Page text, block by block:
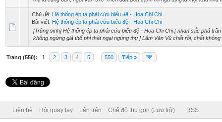
Chủ đề: Hệ thống ép ta phải cứu biểu đệ - Hoa Chi Chi
Bài viết: Hệ thống ép ta phải cứu biểu đệ - Hoa Chi Chi
[Trùng sinh] Hệ thống ép ta phải cứu biểu đệ - Hoa Chi Chi [ nhan sắc phá
không ngừng giả thổ phỉ thật ngại ngùng thụ ] Lâm Văn Vũ chết rồi, chết không
Trang (550): 1 2 3 4 5 550 Tiếp »
Liên hệ Hội quay tay Lên trên Chế độ thu gọn (Lưu trữ) RSS